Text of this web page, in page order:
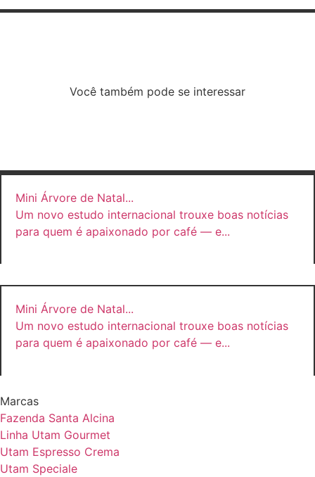
Você também pode se interessar
Mini Árvore de Natal...
Um novo estudo internacional trouxe boas notícias
para quem é apaixonado por café — e...
Mini Árvore de Natal...
Um novo estudo internacional trouxe boas notícias
para quem é apaixonado por café — e...
Marcas
Fazenda Santa Alcina
Linha Utam Gourmet
Utam Espresso Crema
Utam Speciale